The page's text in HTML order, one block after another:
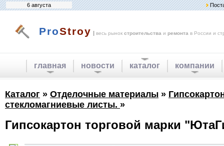
6 августа
ProStroy | весь рынок строительства и ремонта в России и
главная новости каталог компании
Каталог » Отделочные материалы »
стекломагниевые листы. »
Гипсокартон торговой марки